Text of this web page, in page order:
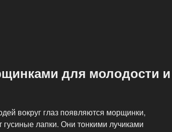
для молодости и
вокруг глаз появляются морщинки,
лапки. Они тонкими лучиками